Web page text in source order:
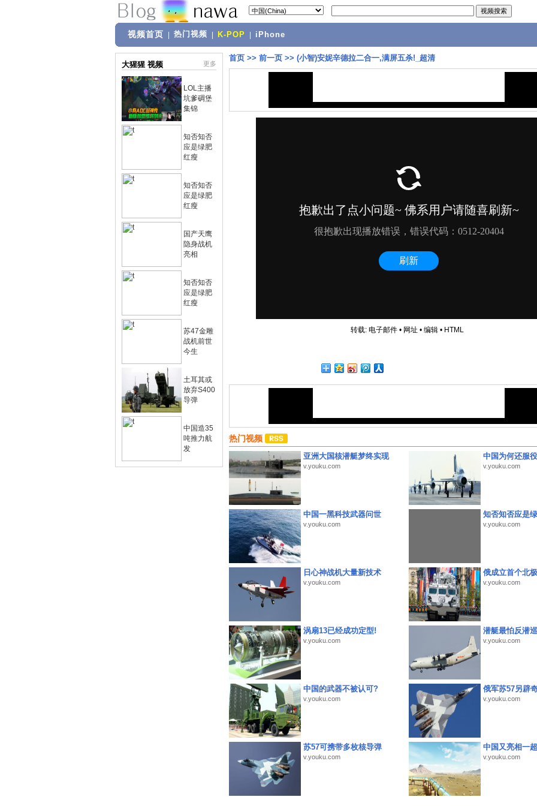
视频首页 热门视频 K-POP iPhone
大猩猩 视频 更多
LOL主播
坑爹碉堡
集锦
知否知否
应是绿肥
红瘦
知否知否
应是绿肥
红瘦
国产天鹰
隐身战机
亮相
知否知否
应是绿肥
红瘦
苏47金雕
战机前世
今生
土耳其或
放弃S400
导弹
中国造35
吨推力航
发
首页 >> 前一页 >> (小智)安妮辛德拉二合一,满屏五杀!_超清
转载: 电子邮件• 网址 • 编辑• HTML
热门视频
亚洲大国核潜艇梦终实现
v.youku.com
中国为何还服
v.youku.com
中国一黑科技武器问世
v.youku.com
知否知否应是
v.youku.com
日心神战机大量新技术
v.youku.com
俄成立首个北
v.youku.com
涡扇13已经成功定型!
v.youku.com
潜艇最怕反潜
v.youku.com
中国的武器不被认可?
v.youku.com
俄军苏57另辟
v.youku.com
苏57可携带多枚核导弹
v.youku.com
中国又亮相一
v.youku.com